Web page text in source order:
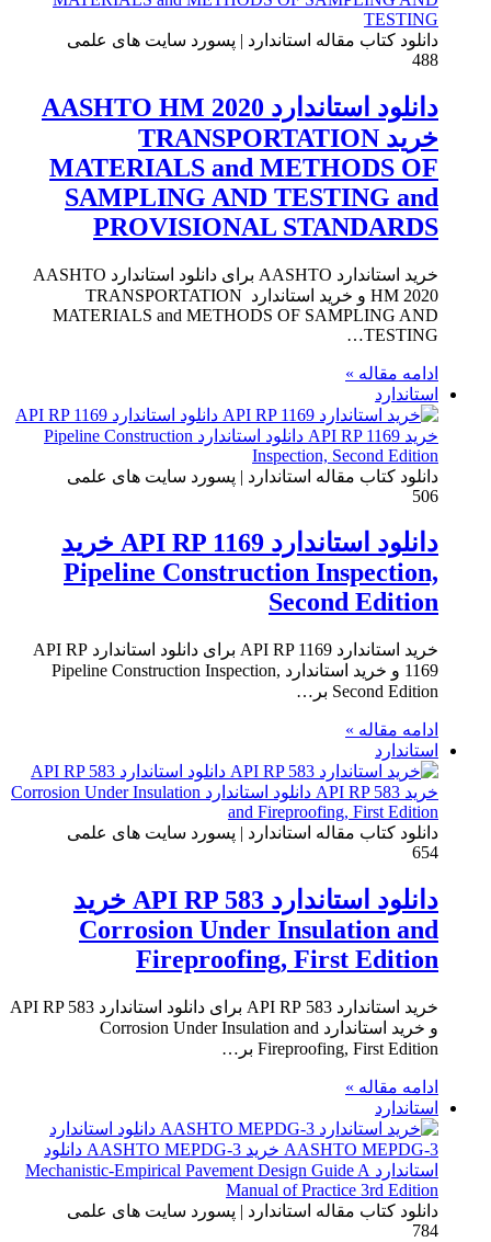
دانلود کتاب مقاله استاندارد | پسورد سایت های علمی
488
دانلود استاندارد AASHTO HM 2020
خرید TRANSPORTATION
MATERIALS and METHODS OF
SAMPLING AND TESTING and
PROVISIONAL STANDARDS
خرید استاندارد AASHTO برای دانلود استاندارد AASHTO
HM 2020 و خرید استاندارد TRANSPORTATION
MATERIALS and METHODS OF SAMPLING AND
TESTING…
ادامه مقاله »
استاندارد
دانلود کتاب مقاله استاندارد | پسورد سایت های علمی
506
دانلود استاندارد API RP 1169 خرید
Pipeline Construction Inspection,
Second Edition
خرید استاندارد API RP 1169 برای دانلود استاندارد API RP
1169 و خرید استاندارد Pipeline Construction Inspection,
Second Edition بر…
ادامه مقاله »
استاندارد
دانلود کتاب مقاله استاندارد | پسورد سایت های علمی
654
دانلود استاندارد API RP 583 خرید
Corrosion Under Insulation and
Fireproofing, First Edition
خرید استاندارد API RP 583 برای دانلود استاندارد API RP 583
و خرید استاندارد Corrosion Under Insulation and
Fireproofing, First Edition بر…
ادامه مقاله »
استاندارد
دانلود کتاب مقاله استاندارد | پسورد سایت های علمی
784